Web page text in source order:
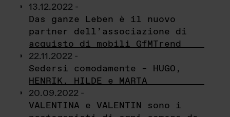
13.12.2022 -
Das ganze Leben è il nuovo
partner dell’associazione di
acquisto di mobili GfMTrend
22.11.2022 -
Sedersi comodamente – HUGO,
HENRIK, HILDE e MARTA
20.09.2022 -
VALENTINA e VALENTIN sono i